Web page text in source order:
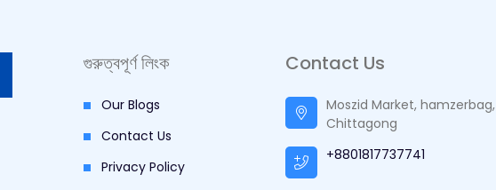
গুরুত্বপূর্ণ লিংক
Our Blogs
Contact Us
Privacy Policy
Contact Us
Moszid Market, hamzerbag,
Chittagong
+8801817737741